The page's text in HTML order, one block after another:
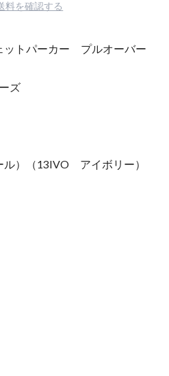
料を確認する
トパーカー プルオーバー
ズ
）（13IVO アイボリー）